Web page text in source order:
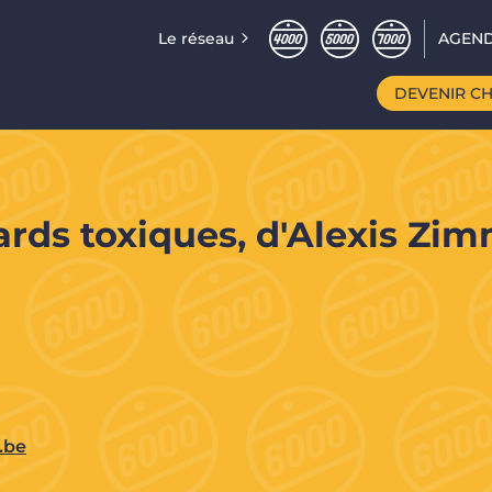
Le réseau
DEVENIR
toxiques, d'Alexis